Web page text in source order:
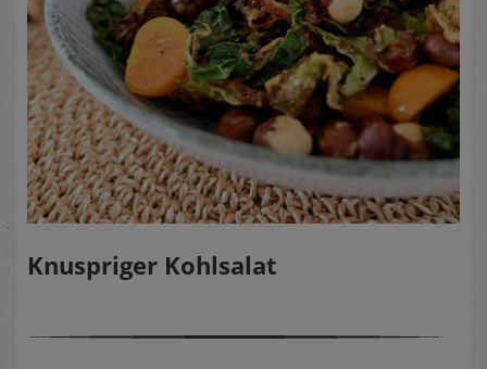
Knuspriger Kohlsalat